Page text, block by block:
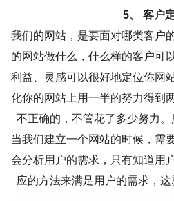
5、 客户
我们的网站，是要面对哪类客户
的网站做什么，什么样的客户可
利益、灵感可以很好地定位你网
化你的网站上用一半的努力得到
不正确的，不管花了多少努力。
当我们建立一个网站的时候，需
会分析用户的需求，只有知道用
应的方法来满足用户的需求，这